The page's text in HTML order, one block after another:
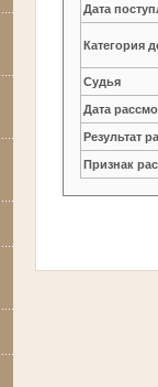
Дата
Категория
Судья
Дата
Результат
Признак